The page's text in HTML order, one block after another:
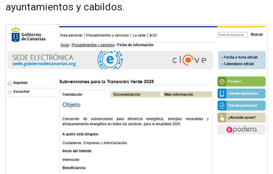
ayuntamientos y cabildos.